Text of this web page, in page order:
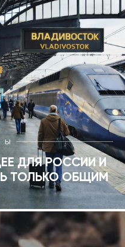
ДЛЯ РОССИИ И
ТОЛЬКО ОБЩИМ